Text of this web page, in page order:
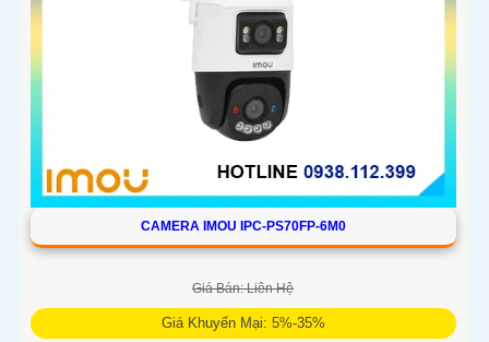
CAMERA IMOU IPC-PS70FP-6M0
Giá Bán: Liên Hệ
Giá Khuyến Mại: 5%-35%